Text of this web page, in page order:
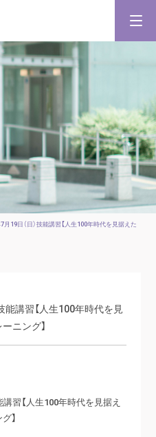
19日（日）技能講習【人生100年時代を見据えた
講習【人生100年時代を見
ニング】
習【人生100年時代を見据え
】